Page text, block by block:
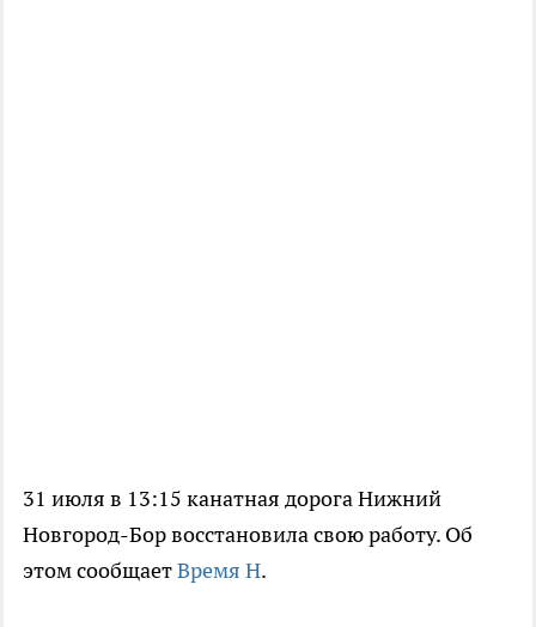
31 июля в 13:15 канатная дорога Нижний
Новгород-Бор восстановила свою работу. Об
этом сообщаетВремя Н.